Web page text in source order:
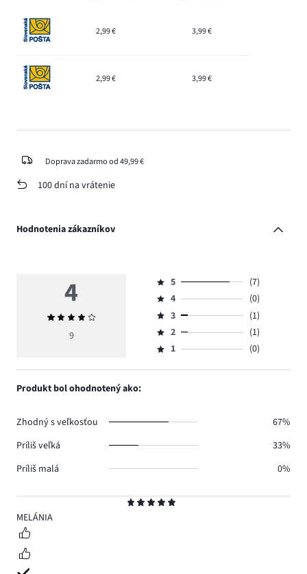
2,99 € 3,99 €
2,99 € 3,99 €
Doprava zadarmo od 49,99 €
100 dní na vrátenie
Hodnotenia zákazníkov
5
MELÁNIA
4
Priemerné
hodnotenie
9
Hodnotenie
5,
počet
hlasov
7.
5
(7)
Hodnotenie
4,
počet
hlasov
4
(0)
Hodnotenie
3,
počet
3
(1)
Hodnotenie
2,
2
(1)
Hodnotenie
1,
1 (0)
Produkt bol ohodnotený ako:
Zhodný s veľkosťou
67%
Príliš veľká
33%
Príliš malá
0%